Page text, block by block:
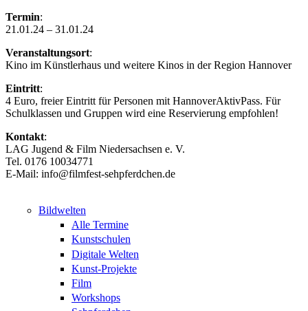
Termin:
21.01.24 – 31.01.24
Veranstaltungsort:
Kino im Künstlerhaus und weitere Kinos in der Region Hannover
Eintritt:
4 Euro, freier Eintritt für Personen mit HannoverAktivPass. Für
Schulklassen und Gruppen wird eine Reservierung empfohlen!
Kontakt:
LAG Jugend & Film Niedersachsen e. V.
Tel. 0176 10034771
E-Mail: info@filmfest-sehpferdchen.de
Bildwelten
Alle Termine
Kunstschulen
Digitale Welten
Kunst-Projekte
Film
Workshops